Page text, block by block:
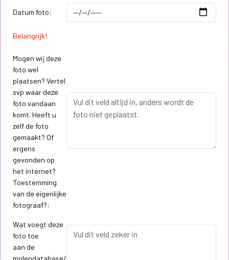
Datum foto:
Belangrijk!
Mogen wij deze
foto wel
plaatsen? Vertel
svp waar deze
foto vandaan
komt. Heeft u
zelf de foto
gemaakt? Of
ergens
gevonden op
het internet?
Toestemming
van de eigenlijke
fotograaf?:
Wat voegt deze
foto toe
aan de
molendatabase/